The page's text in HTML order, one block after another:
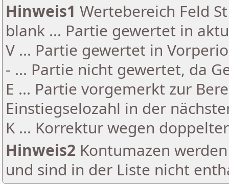
Hinweis1 Wertebereich Feld
blank ... Partie gewertet in
V ... Partie gewertet in
- ... Partie nicht gewertet, da
E ... Partie vorgemerkt zur
Einstiegselozahl in der
K ... Korrektur wegen
Hinweis2 Kontumazen
und sind in der Liste nicht